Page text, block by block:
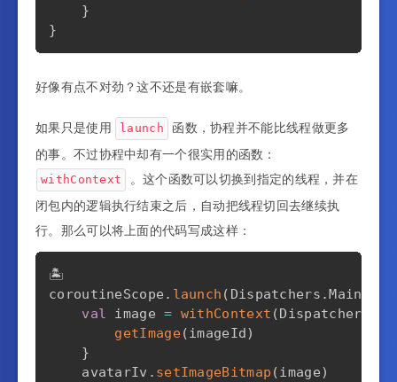
}
}
好像有点不对劲？这不还是有嵌套嘛。
如果只是使用 launch
函数，协程并不能比线程做更多
的事。不过协程中却有一个很实用的函数：
withContext
。这个函数可以切换到指定的线程，并在
闭包内的逻辑执行结束之后，自动把线程切回去继续执
行。那么可以将上面的代码写成这样：
🏝️
coroutineScope . launch ( Dispatchers .Main
val image = withContext (Dispatchers
getImage(imageId)
}
    avatarIv
. setImageBitmap (image)